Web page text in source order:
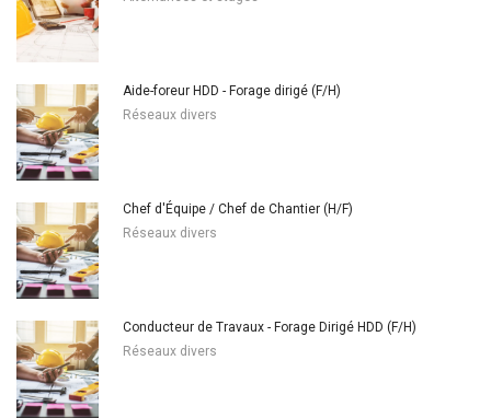
Aide-foreur HDD - Forage dirigé (F/H)
Réseaux divers
Chef d'Équipe / Chef de Chantier (H/F)
Réseaux divers
Conducteur de Travaux - Forage Dirigé HDD (F/H)
Réseaux divers